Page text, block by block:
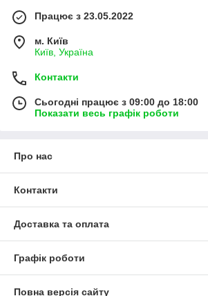
Працює з 23.05.2022
м. Київ
Київ, Україна
Контакти
Сьогодні працює з 09:00 до 18:00
Показати весь графік роботи
Про нас
Контакти
Доставка та оплата
Графік роботи
Повна версія сайту